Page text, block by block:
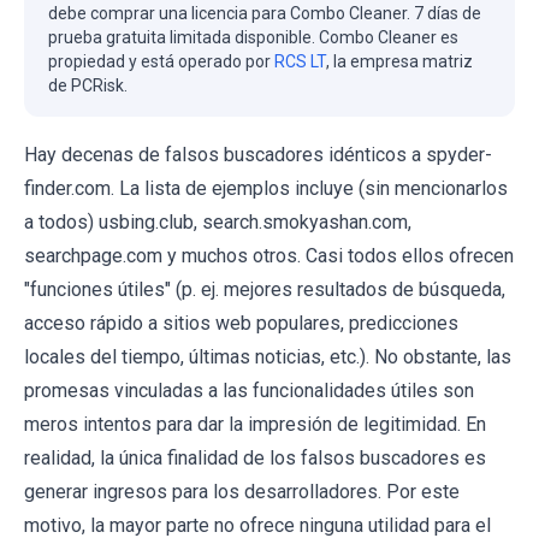
debe comprar una licencia para Combo Cleaner. 7 días de
prueba gratuita limitada disponible. Combo Cleaner es
propiedad y está operado por RCS LT, la empresa matriz
de PCRisk.
Hay decenas de falsos buscadores idénticos a spyder-
finder.com. La lista de ejemplos incluye (sin mencionarlos
a todos) usbing.club, search.smokyashan.com,
searchpage.com y muchos otros. Casi todos ellos ofrecen
"funciones útiles" (p. ej. mejores resultados de búsqueda,
acceso rápido a sitios web populares, predicciones
locales del tiempo, últimas noticias, etc.). No obstante, las
promesas vinculadas a las funcionalidades útiles son
meros intentos para dar la impresión de legitimidad. En
realidad, la única finalidad de los falsos buscadores es
generar ingresos para los desarrolladores. Por este
motivo, la mayor parte no ofrece ninguna utilidad para el